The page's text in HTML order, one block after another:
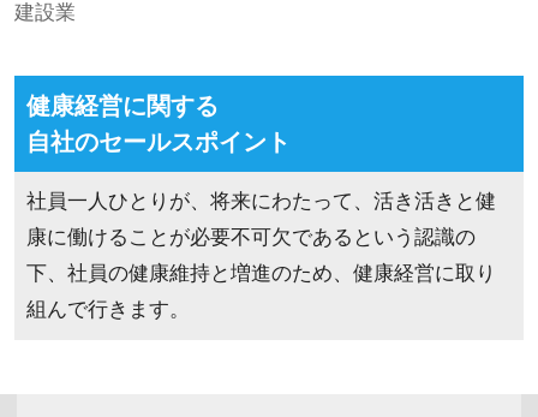
建設業
健康経営に関する
自社のセールスポイント
社員一人ひとりが、将来にわたって、活き活きと健
康に働けることが必要不可欠であるという認識の
下、社員の健康維持と増進のため、健康経営に取り
組んで行きます。